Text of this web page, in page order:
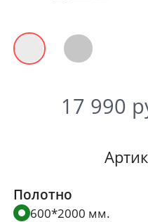
17 990
Полотно
600*2000 мм.